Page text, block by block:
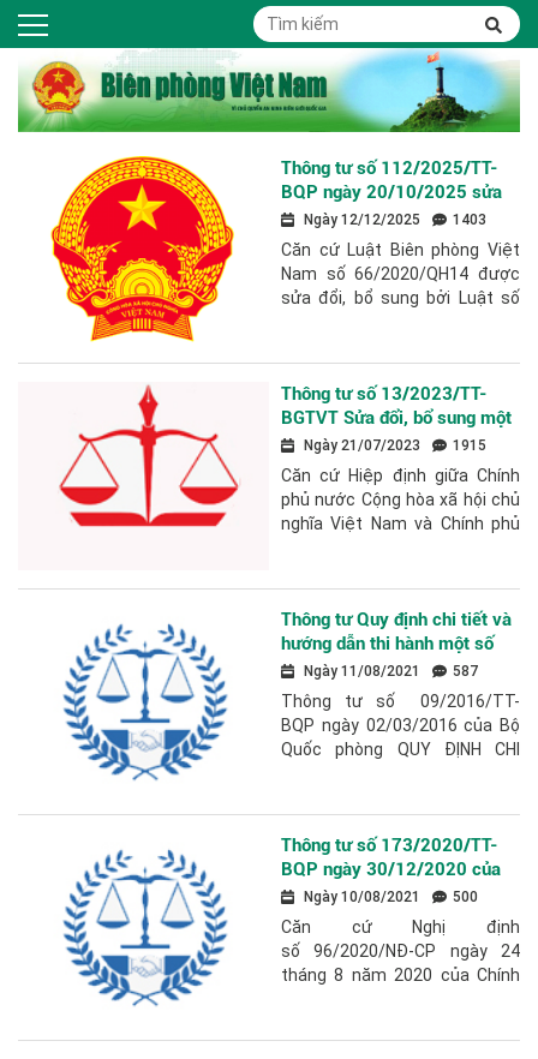
Thông tư số 112/2025/TT-
BQP ngày 20/10/2025 sửa
đổi, bổ sung một số điều các
Thông tư của Bộ trưởng Bộ
Quốc phòng về biên phòng,
biên giới quốc gia
Ngày 12/12/2025 1403
Căn cứ Luật Biên phòng Việt
Nam số 66/2020/QH14 được
sửa đổi, bổ sung bởi Luật số
của Ủy ban Thường...
Thông tư số 13/2023/TT-
BGTVT Sửa đổi, bổ sung một
số điều của các Thông tư
hướng dẫn thực hiện một số
điều của Hiệp định giữa Chính
phủ nước Việt Nam và Chính
phủ Campuchia về vận tải
Ngày 21/07/2023 1915
Căn cứ Hiệp định giữa Chính
phủ nước Cộng hòa xã hội chủ
nghĩa Việt Nam và Chính phủ
tháng 12 năm...
Thông tư Quy định chi tiết và
hướng dẫn thi hành một số
điều của Nghị định số
112/2014/NĐ-CP ngày 21
tháng 11 năm 2014 của
Chính phủ quy định về quản lý
cửa khẩu biên giới đất liền
Ngày 11/08/2021 587
Thông tư số 09/2016/TT-
BQP ngày 02/03/2016 của Bộ
Quốc phòng QUY ĐỊNH CHI
Thông tư số 173/2020/TT-
BQP ngày 30/12/2020 của
Bộ Quốc phòng Quy định chi
tiết một số điều của Nghị định
số 96/2020/NĐ-CP vê xử
phạt VPHC trong lĩnh vực QL
BVBG
Ngày 10/08/2021 500
Căn cứ Nghị định
số 96/2020/NĐ-CP ngày 24
tháng 8 năm 2020 của Chính
lý, bảo vệ biên...